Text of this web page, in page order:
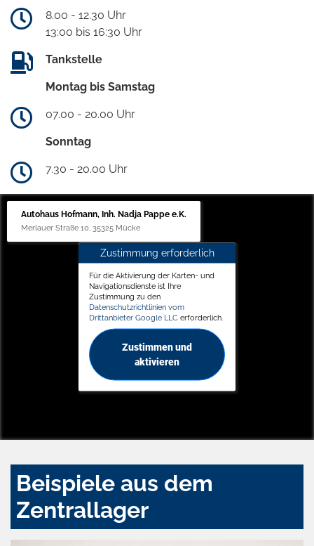
8.00 - 12.30 Uhr
13:00 bis 16:30 Uhr
Tankstelle
Montag bis Samstag
07.00 - 20.00 Uhr
Sonntag
7.30 - 20.00 Uhr
Autohaus Hofmann, Inh. Nadja Pappe e.K.
Merlauer Straße 10, 35325 Mücke
Zustimmung erforderlich
Für die Aktivierung der Karten- und
Navigationsdienste ist Ihre
Zustimmung zu den
Datenschutzrichtlinien vom
Drittanbieter Google LLC erforderlich.
Zustimmen und
aktivieren
Beispiele aus dem
Zentrallager